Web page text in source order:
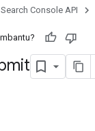
Search Console API